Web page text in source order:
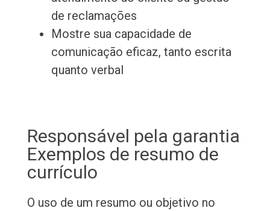
de reclamações
Mostre sua capacidade de
comunicação eficaz, tanto escrita
quanto verbal
Responsável pela garantia
Exemplos de resumo de
currículo
O uso de um resumo ou objetivo no